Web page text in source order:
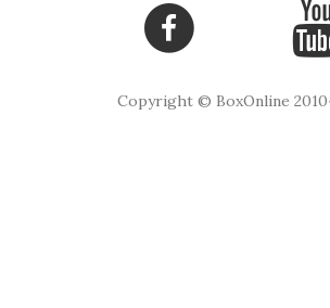
Copyright © BoxOnline